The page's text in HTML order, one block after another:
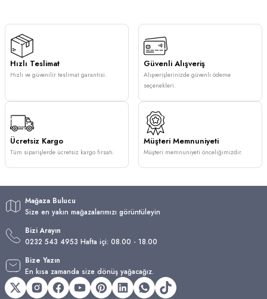
Hızlı Teslimat
Hızlı ve güvenilir teslimat garantisi.
Güvenli Alışveriş
Alışverişlerinizde güvenli ödeme
seçenekleri.
Ücretsiz Kargo
Tüm siparişlerde ücretsiz kargo fırsatı.
Müşteri Memnuniyeti
Müşteri memnuniyeti önceliğimizdir.
Mağaza Bulucu
Size en yakın mağazalarımızı görüntüleyin
Bizi Arayın
0232 543 4953 Hafta içi: 08.00 - 18.00
Bize Yazın
En kısa zamanda size dönüş yağacağız.